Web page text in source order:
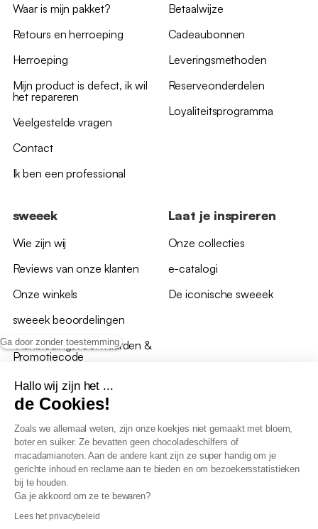
Ga door zonder toestemming
Hallo wij zijn het ...
de Cookies!
Zoals we allemaal weten, zijn onze koekjes niet gemaakt met bloem,
boter en suiker. Ze bevatten geen chocoladeschilfers of
macadamianoten. Aan de andere kant zijn ze super handig om je
gerichte inhoud en reclame aan te bieden en om bezoekersstatistieken
bij te houden.
Ga je akkoord om ze te bewaren?
Lees het privacybeleid
Waar is mijn pakket?
Retours en herroeping
Herroeping
Mijn product is defect, ik wil
het repareren
Veelgestelde vragen
Contact
Ik ben een professional
Betaalwijze
Cadeaubonnen
Leveringsmethoden
Reserveonderdelen
Loyaliteitsprogramma
sweeek
Wie zijn wij
Reviews van onze klanten
Onze winkels
sweeek beoordelingen
*Aanbiedingsvoorwaarden &
Promotiecode
Laat je inspireren
Onze collecties
e-catalogi
De iconische sweeek
Algemene verkoopsvoorwaarden
AV loyaliteitsprogramma
Beleid persoonsgegevens
Verklaring inzake toegankelijkheid